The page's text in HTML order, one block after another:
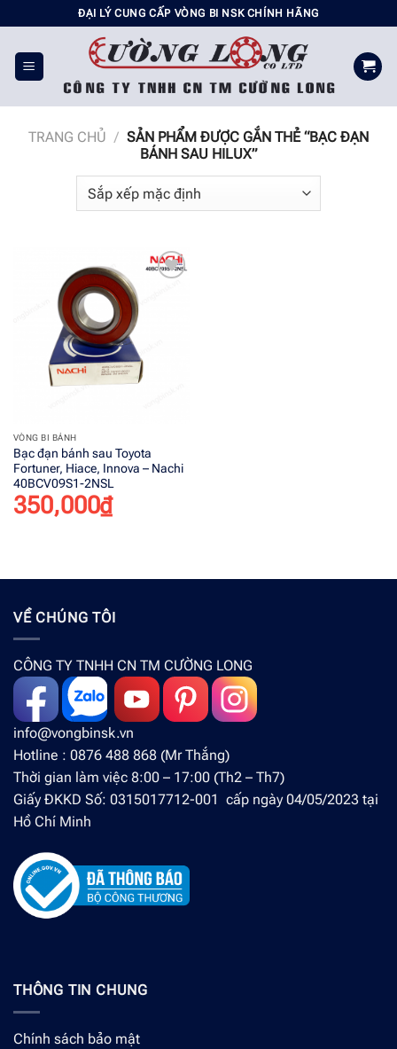
đến
nội
dung
ĐẠI LÝ CUNG CẤP VÒNG BI NSK CHÍNH HÃNG
TRANG CHỦ / SẢN PHẨM ĐƯỢC GẮN THẺ “BẠC ĐẠN
BÁNH SAU HILUX”
VÒNG BI BÁNH
Bạc đạn bánh sau Toyota
Fortuner, Hiace, Innova – Nachi
40BCV09S1-2NSL
350,000₫
VỀ CHÚNG TÔI
CÔNG TY TNHH CN TM CƯỜNG LONG
info@vongbinsk.vn
Hotline : 0876 488 868 (Mr Thắng)
Thời gian làm việc 8:00 – 17:00 (Th2 – Th7)
Giấy ĐKKD Số: 0315017712-001 cấp ngày 04/05/2023 tại
Hồ Chí Minh
THÔNG TIN CHUNG
Chính sách bảo mật